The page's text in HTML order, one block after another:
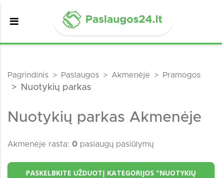
Pagrindinis Paslaugos Akmenėje Pramogos
Nuotykių parkas
Nuotykių parkas Akmenėje
Akmenėje rasta: 0 paslaugų pasiūlymų
PASKELBKITE UŽDUOTĮ KATEGORIJOS "NUOTYKIŲ